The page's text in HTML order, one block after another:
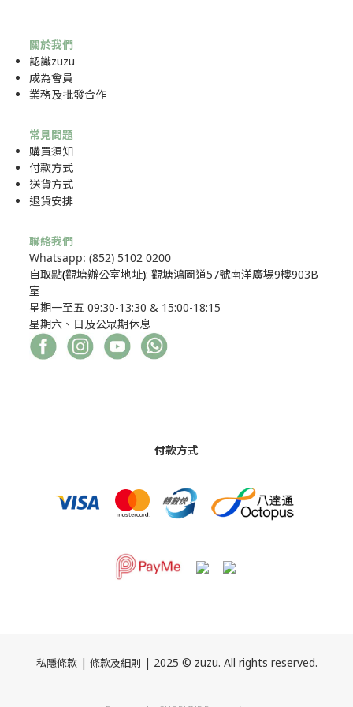
關於我們
認識zuzu
成為會員
業務及批發合作
常見問題
購買須知
付款方式
送貨方式
退貨安排
聯絡我們
Whatsapp: (852) 5102 0200
自取點(觀塘辦公室地址): 觀塘鴻圖道57號南洋廣場9樓903B
室
星期一至五 09:30-13:30 & 15:00-18:15
星期六、日及公眾期休息
付款方式
私隱條款| 條款及細則 | 2025 © zuzu. All rights reserved.